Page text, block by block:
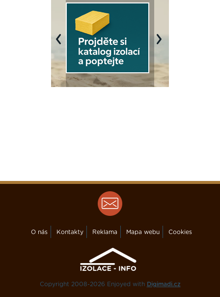
Previous Next
O nás Kontakty Reklama Mapa webu Cookies
Copyright 2008-2026 Enjoyed with Digimadi.cz